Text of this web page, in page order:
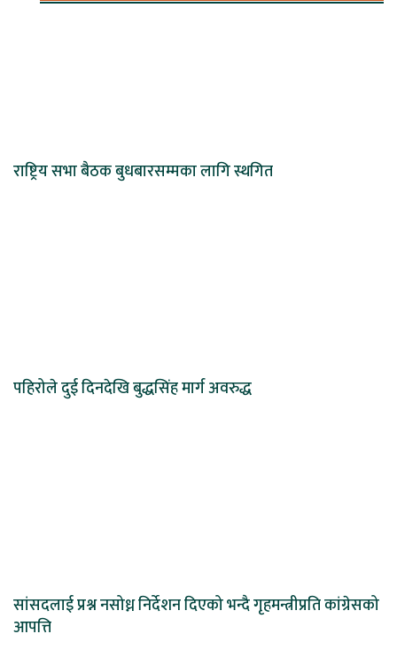
राष्ट्रिय सभा बैठक बुधबारसम्मका लागि स्थगित
पहिरोले दुई दिनदेखि बुद्धसिंह मार्ग अवरुद्ध
सांसदलाई प्रश्न नसोध्न निर्देशन दिएको भन्दै गृहमन्त्रीप्रति कांग्रेसको
आपत्ति